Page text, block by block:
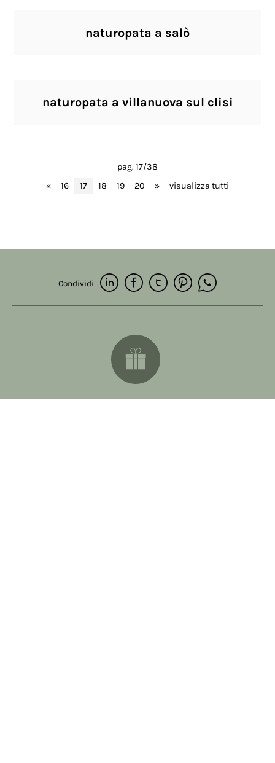
naturopata a salò
naturopata a villanuova sul clisi
pag. 17/38
«
16 17 18 19 20 » visualizza tutti
Condividi